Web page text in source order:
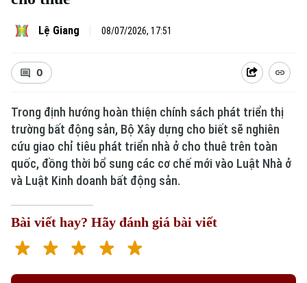
Lệ Giang 08/07/2026, 17:51
0
Trong định hướng hoàn thiện chính sách phát triển thị
trường bất động sản, Bộ Xây dựng cho biết sẽ nghiên
cứu giao chỉ tiêu phát triển nhà ở cho thuê trên toàn
quốc, đồng thời bổ sung các cơ chế mới vào Luật Nhà ở
và Luật Kinh doanh bất động sản.
Bài viết hay? Hãy đánh giá bài viết